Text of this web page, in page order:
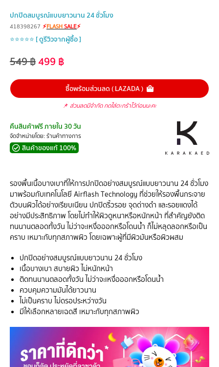
ปกปิดสมบูรณ์แบบยาวนาน 24 ชั่วโมง
418398267 ⚡FLASHSALE⚡
⭐⭐⭐⭐⭐ [ ดูรีวิวจากผู้ซื้อ ]
549฿499 ฿
ซื้อพร้อมส่วนลด ( LAZADA )
📌 ส่วนลดมีจำกัด กดใส่ตะกร้าไว้ก่อนนะคะ
คืนสินค้าฟรี ภายใน 30 วัน
จัดจำหน่ายโดย: ร้านค้าทางการ
สินค้าของแท้ 100%
รองพื้นเนื้อบางเบาที่ให้การปกปิดอย่างสมบูรณ์แบบยาวนาน 24 ชั่วโมง
มาพร้อมกับเทคโนโลยี Airflash Technology ที่ช่วยให้รองพื้นกระจาย
ตัวบนผิวได้อย่างเรียบเนียน ปกปิดริ้วรอย จุดด่างดำ และรอยแดงได้
อย่างมีประสิทธิภาพ โดยไม่ทำให้ผิวดูหนาหรือหนักหน้า ที่สำคัญยังติด
ทนนานตลอดทั้งวัน ไม่ว่าจะเหงื่อออกหรือโดนน้ำ ก็ไม่หลุดลอกหรือเป็น
คราบ เหมาะกับทุกสภาพผิว โดยเฉพาะผู้ที่มีผิวมันหรือผิวผสม
ปกปิดอย่างสมบูรณ์แบบยาวนาน 24 ชั่วโมง
เนื้อบางเบา สบายผิว ไม่หนักหน้า
ติดทนนานตลอดทั้งวัน ไม่ว่าจะเหงื่อออกหรือโดนน้ำ
ควบคุมความมันได้ยาวนาน
ไม่เป็นคราบ ไม่ดรอประหว่างวัน
มีให้เลือกหลายเฉดสี เหมาะกับทุกสภาพผิว